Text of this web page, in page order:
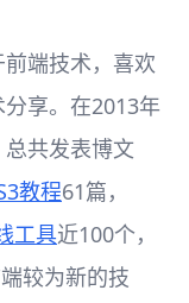
端技术，喜欢
享。在2013年
共发表博文
教程61篇，
工具近100个，
较为新的技